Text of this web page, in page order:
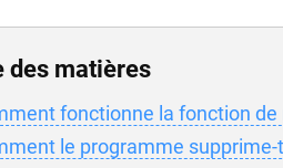
des matières
fonctionne la fonction
le programme supprime-